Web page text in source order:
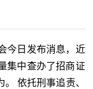
今日发布消息，近
集中查办了招商证
依托刑事追责、